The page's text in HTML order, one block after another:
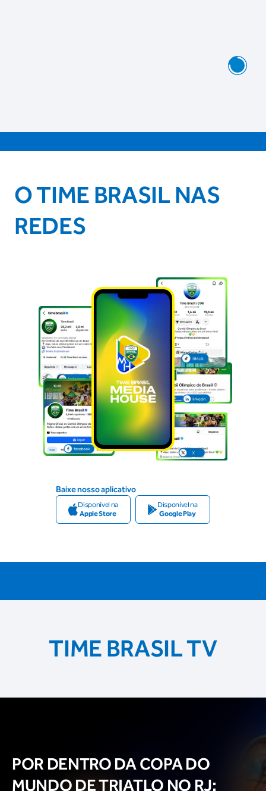
O TIME BRASIL NAS
REDES
Baixe nosso aplicativo
Disponível na
Apple Store
Disponível na
Google Play
TIME BRASIL TV
POR DENTRO DA COPA DO
MUNDO DE TRIATLO NO RJ: